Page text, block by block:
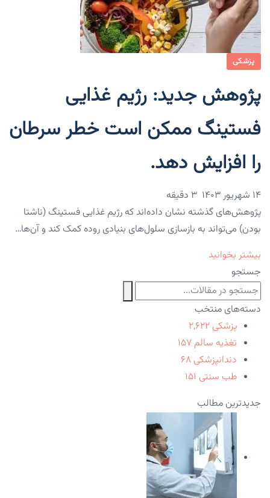
پزشکی
پژوهش جدید: رژیم غذایی
فستینگ ممکن است خطر سرطان
را افزایش دهد.
۱۴ شهریور ۱۴۰۳
پژوهش‌های گذشته نشان داده‌اند که رژیم غذایی فستینگ (ناشتا
بودن) می‌تواند به بازسازی سلول‌های بنیادی روده کمک کند و آن‌ها…
بیشتر بخوانید
جستجو
دسته‌های منتخب
پزشکی ۲,۶۲۲
تغذیه سالم ۱۵۷
دندانپزشکی ۶۸
طب سنتی ۱۵۱
جدیدترین مطالب